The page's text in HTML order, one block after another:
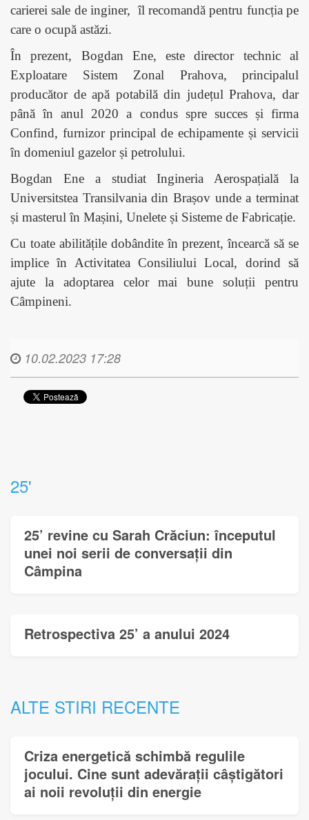
carierei sale de inginer, îl recomandă pentru funcția pe
care o ocupă astăzi.
În prezent, Bogdan Ene, este director technic al
Exploatare Sistem Zonal Prahova, principalul
producător de apă potabilă din județul Prahova, dar
până în anul 2020 a condus spre succes și firma
Confind, furnizor principal de echipamente și servicii
în domeniul gazelor și petrolului.
Bogdan Ene a studiat Ingineria Aerospațială la
Universitstea Transilvania din Brașov unde a terminat
și masterul în Mașini, Unelete și Sisteme de Fabricație.
Cu toate abilitățile dobândite în prezent, încearcă să se
implice în Activitatea Consiliului Local, dorind să
ajute la adoptarea celor mai bune soluții pentru
Câmpineni.
10.02.2023 17:28
25'
25’ revine cu Sarah Crăciun: începutul
unei noi serii de conversații din
Câmpina
Retrospectiva 25’ a anului 2024
ALTE STIRI RECENTE
Criza energetică schimbă regulile
jocului. Cine sunt adevărații câștigători
ai noii revoluții din energie